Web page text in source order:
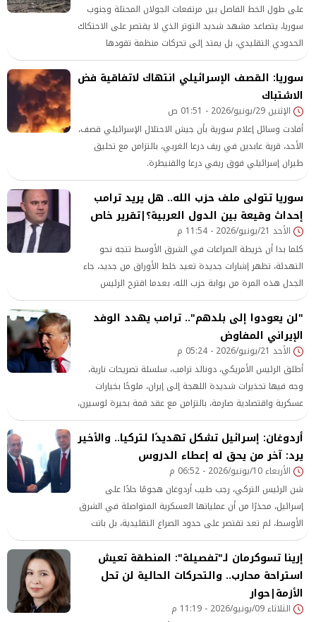
على طول الخط الفاصل بين مرتفعات الجولان المحتلة وجنوب
سوريا، يتصاعد مشهد شديد التوتر الذي لا يقتصر على الاحتكاك
الحدودي التقليدي، بل يمتد إلى تحركات منظمة تقودها
مجموعات استيطانية إسرائيلية تسعى علنًا إلى فرض واقع
جديد يتجاوز خط وقف إطلاق النار لعام 1974.
سوريا: القصف الإسرائيلي انتهاك لاتفاقية فض
الاشتباك
الإثنين 29/يونيو/2026 - 01:51 ص
أفادت وسائل إعلام سورية بأن جيش الاحتلال الإسرائيلي قصف،
الأحد، قرية عابدين في ريف درعا الغربي، بالتزامن مع تحليق
طيران إسرائيلي فوق ريفي درعا والقنيطرة.
سوريا تتولى ملف حزب الله.. هل يريد ترامب
إحداث وقيعة بين الدول العربية؟|تقرير خاص
الأحد 21/يونيو/2026 - 11:54 م
كلما بدا أن خريطة الصراعات في الشرق الأوسط تتجه نحو
التهدئة، تظهر إشارات جديدة تعيد خلط الأوراق من جديد، جاء
الجدل هذه المرة من بوابة حزب الله، بعدما اقترح الرئيس
الأمريكي، دونالد ترامب، تسليم ملف حزب الله لسوريا للتعامل
معه، في طرح أعاد إلى الواجهة أسئلة شديدة الحساسية
تتعلق بمستقبل لبنان، وحدود الدور السوري، وشكل الترتيبات
التي تسعى واشنطن إلى فرضها في الإقليم
"لن يعودوا إلى بلدهم".. ترامب يهدد الوفد
الإيراني المفاوض
الأحد 21/يونيو/2026 - 05:24 م
أطلق الرئيس الأمريكي، دونالد ترامب، سلسلة تصريحات نارية،
وجه فيها تحذيرات شديدة اللهجة إلى إيران، ملوحًا بخيارات
عسكرية واقتصادية صارمة، بالتزامن مع عقد قمة بحيرة لوسيرن،
لبحث المفاوضات الأمريكية-الإيرانية.
أردوغان: إسرائيل تشكل تهديدًا لتركيا.. والأخير
يرد: آخر من يحق له إعطاء الدروس
الأربعاء 10/يونيو/2026 - 06:52 م
شن الرئيس التركي، رجب طيب أردوغان هجومًا حادًا على
إسرائيل، محذرًا من أن عملياتها العسكرية المتواصلة في الشرق
الأوسط، لم تعد تقتصر على حدود الصراع التقليدية، بل باتت
تمثل تهديدًا مباشرًا للأمن القومي التركي والاستقرار الإقليمي،
وفقًا لوكالة يورو نيوز.
إرينا تسوكرمان لـ"تفصيلة": المنطقة تعيش
استراحة محارب.. والتحركات الحالية لن تحل
الأزمة|حوار
الثلاثاء 09/يونيو/2026 - 11:19 م